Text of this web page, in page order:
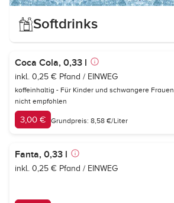
Softdrinks
Coca Cola, 0,33 l
inkl. 0,25 € Pfand / EINWEG
koffeinhaltig - Für Kinder und schwangere Frauen
nicht empfohlen
3,00 € Grundpreis: 8,58 €/Liter
Fanta, 0,33 l
inkl. 0,25 € Pfand / EINWEG